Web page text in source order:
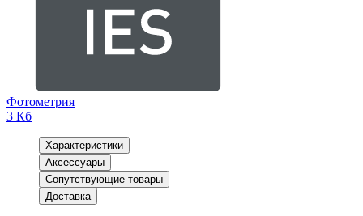
Фотометрия
3 Кб
Характеристики
Аксессуары
Сопутствующие товары
Доставка